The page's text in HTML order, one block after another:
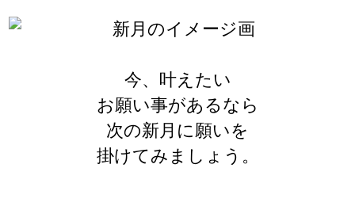
今、叶えたい
お願い事があるなら
次の新月に願いを
掛けてみましょう。